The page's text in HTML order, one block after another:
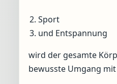
Sport
und Entspannung
wird der gesamte
bewusste Umgang